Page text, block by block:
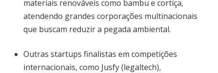
materiais renováveis como bambu e cortiça,
atendendo grandes corporações multinacionais
que buscam reduzir a pegada ambiental.
Outras startups finalistas em competições
internacionais, como Jusfy (legaltech),